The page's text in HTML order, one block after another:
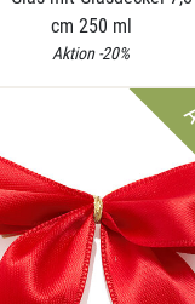
cm 250 ml
Aktion -20%